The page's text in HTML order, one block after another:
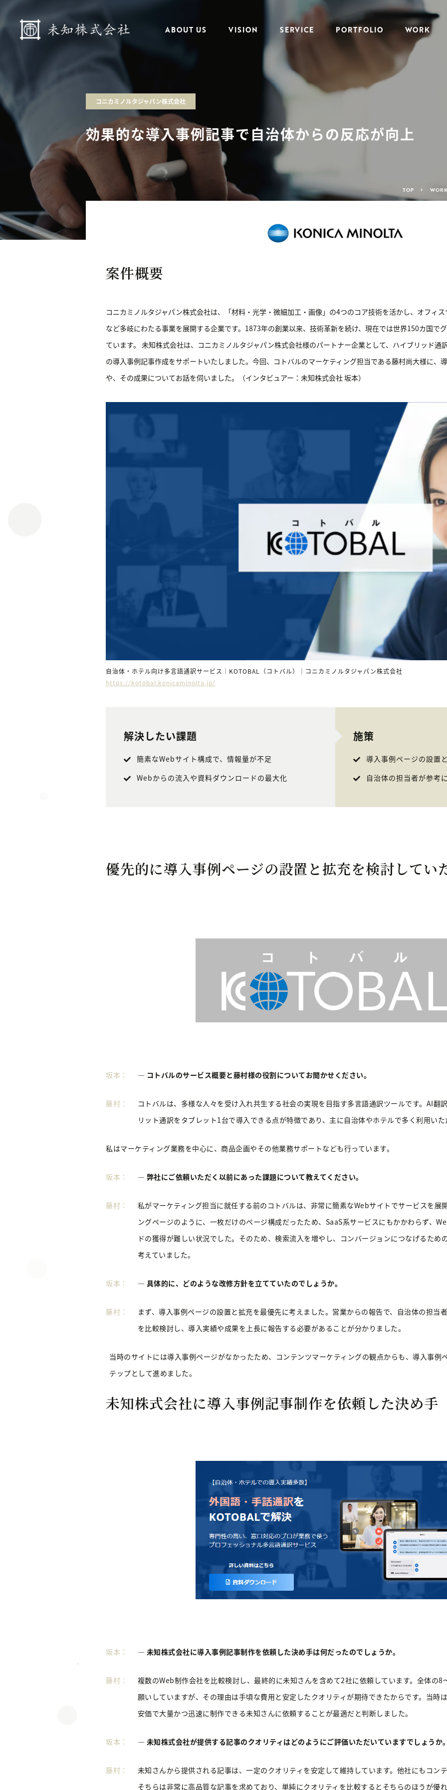
ABOUT US VISION SERVICE PORTFOLIO WORK
コニカミノルタジャパン株式会社
効果的な導入事例記事で自治体からの反応が向上
TOP WORK
案件概要
コニカミノルタジャパン株式会社は、「材料・光学・微細加工・画像」の4つのコア技術を活かし、オフィ
など多岐にわたる事業を展開する企業です。1873年の創業以来、技術革新を続け、現在では世界150カ国で
ています。 未知株式会社は、コニカミノルタジャパン株式会社様のパートナー企業として、ハイブリッド通
の導入事例記事作成をサポートいたしました。今回、コトバルのマーケティング担当である藤村尚大様に、
や、その成果についてお話を伺いました。（インタビュアー：未知株式会社 坂本）
自治体・ホテル向け多言語通訳サービス｜KOTOBAL（コトバル）｜コニカミノルタジャパン株式会社
https://kotobal.konicaminolta.jp/
解決したい課題
簡素なWebサイト構成で、情報量が不足
Webからの流入や資料ダウンロードの最大化
施策
導入事例ページの設置
自治体の担当者が参考
優先的に導入事例ページの設置と拡充を検討してい
坂本： ― コトバルのサービス概要と藤村様の役割についてお聞かせください。
藤村：
コトバルは、多様な人々を受け入れ共生する社会の実現を目指す多言語通訳ツールです。AI翻
リット通訳をタブレット1台で導入できる点が特徴であり、主に自治体やホテルで多く利用いた
私はマーケティング業務を中心に、商品企画やその他業務サポートなども行っています。
坂本： ― 弊社にご依頼いただく以前にあった課題について教えてください。
藤村：
私がマーケティング担当に就任する前のコトバルは、非常に簡素なWebサイトでサービスを展
ングページのように、一枚だけのページ構成だったため、SaaS系サービスにもかかわらず、
ドの獲得が難しい状況でした。そのため、検索流入を増やし、コンバージョンにつなげるため
考えていました。
坂本： ― 具体的に、どのような改修方針を立てていたのでしょうか。
藤村：
まず、導入事例ページの設置と拡充を最優先に考えました。営業からの報告で、自治体の担当
を比較検討し、導入実績や成果を上長に報告する必要があることが分かりました。
当時のサイトには導入事例ページがなかったため、コンテンツマーケティングの観点からも、導入事例
テップとして進めました。
未知株式会社に導入事例記事制作を依頼した決め手
坂本： ― 未知株式会社に導入事例記事制作を依頼した決め手は何だったのでしょうか。
藤村：
複数のWeb制作会社を比較検討し、最終的に未知さんを含めて2社に依頼しています。全体の8
願いしていますが、その理由は手頃な費用と安定したクオリティが期待できたからです。当時
安価で大量かつ迅速に制作できる未知さんに依頼することが最適だと判断しました。
坂本： ― 未知株式会社が提供する記事のクオリティはどのようにご評価いただいていますでしょうか。
藤村：
未知さんから提供される記事は、一定のクオリティを安定して維持しています。他社にもコン
そちらは非常に高品質な記事を求めており、単純にクオリティを比較するとそちらのほうが優